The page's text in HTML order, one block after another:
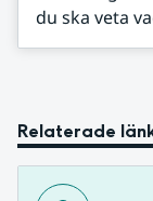
du ska veta
Relaterade